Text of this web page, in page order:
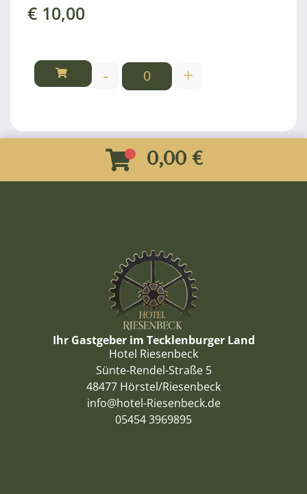
€ 10,00
- +
0,00 €
Ihr Gastgeber im Tecklenburger Land
Hotel Riesenbeck
Sünte-Rendel-Straße 5
48477 Hörstel/Riesenbeck
info@hotel-Riesenbeck.de
05454 3969895